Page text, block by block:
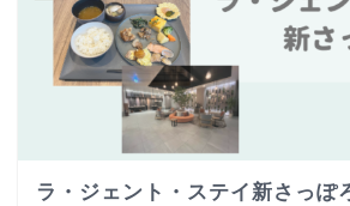
ラ・ジェント・ステイ新さっぽ